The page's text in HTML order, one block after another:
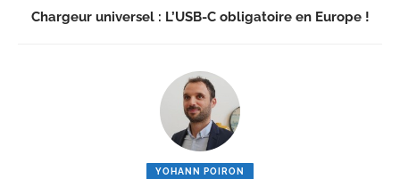
Chargeur universel : L’USB-C obligatoire en Europe !
YOHANN POIRON